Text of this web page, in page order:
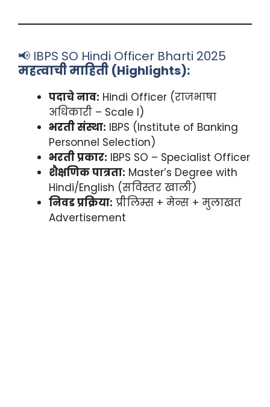
📢 IBPS SO Hindi Officer Bharti 2025
महत्वाची माहिती (Highlights):
पदाचे नाव: Hindi Officer (राजभाषा
अधिकारी – Scale I)
भरती संस्था: IBPS (Institute of Banking
Personnel Selection)
भरती प्रकार: IBPS SO – Specialist Officer
शैक्षणिक पात्रता: Master’s Degree with
Hindi/English (सविस्तर खाली)
निवड प्रक्रिया: प्रीलिम्स + मेन्स + मुलाखत
Advertisement